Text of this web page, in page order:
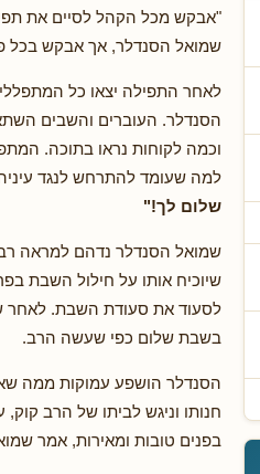
"אבקש מכל הקהל לסיים את
שמואל הסנדלר, אך אבקש בכל
לאחר התפילה יצאו כל
הסנדלר. העוברים והשבים
וכמה לקוחות נראו בתוכה.
למה שעומד להתרחש לנגד
שלום לך!"
שמואל הסנדלר נדהם למראה רב
שיוכיח אותו על חילול השבת
לסעוד את סעודת השבת. לאחר
בשבת שלום כפי שעשה הרב.
הסנדלר הושפע עמוקות ממה
חנותו וניגש לביתו של הרב
בפנים טובות ומאירות, אמר